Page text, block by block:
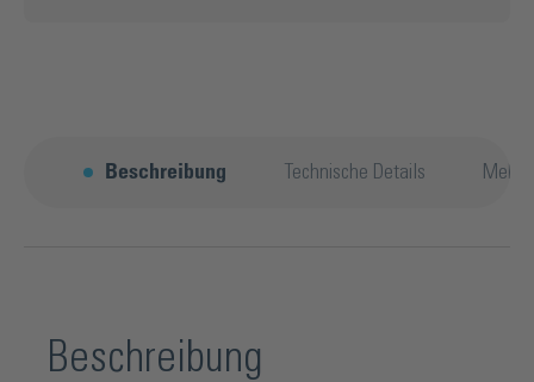
Beschreibung Technische Details Mehr
Beschreibung